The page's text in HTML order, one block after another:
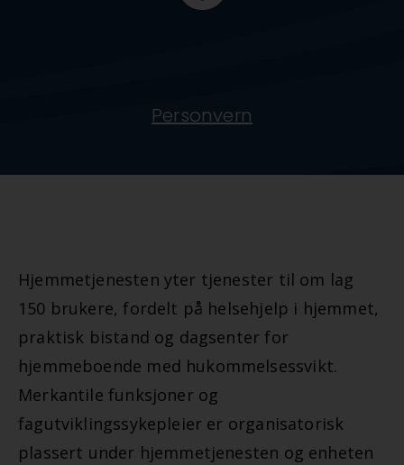
Personvern
Hjemmetjenesten yter tjenester til om lag
150 brukere, fordelt på helsehjelp i hjemmet,
praktisk bistand og dagsenter for
hjemmeboende med hukommelsessvikt.
Merkantile funksjoner og
fagutviklingssykepleier er organisatorisk
plassert under hjemmetjenesten og enheten